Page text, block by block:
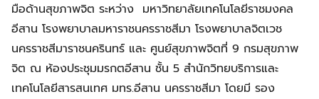
มือด้านสุขภาพจิต ระหว่าง มหาวิทยาลัยเทคโนโลยีราชมงคล
อีสาน โรงพยาบาลมหาราชนครราชสีมา โรงพยาบาลจิตเวช
นครราชสีมาราชนครินทร์ และ ศูนย์สุขภาพจิตที่ 9 กรมสุขภาพ
จิต ณ ห้องประชุมมรกตอีสาน ชั้น 5 สำนักวิทยบริการและ
เทคโนโลยีสารสนเทศ มทร.อีสาน นครราชสีมา โดยมี รอง